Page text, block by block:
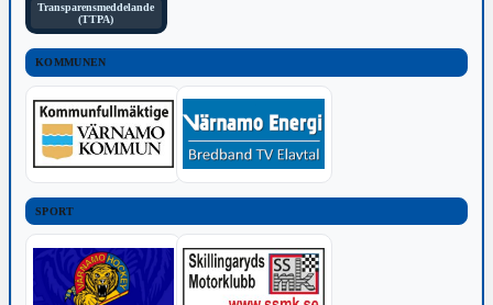
Transparensmeddelande
(TTPA)
KOMMUNEN
SPORT